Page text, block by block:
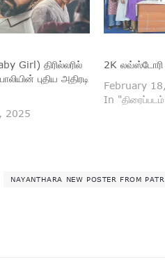
Girl) திரில்லரில்
புதிய அதிரடி
2025
2K லவ்ஸ்டோரி
February
In
NAYANTHARA NEW POSTER FROM